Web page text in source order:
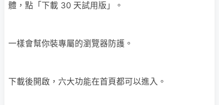
體，點「下載 30 天試用版」。
一樣會幫你裝專屬的瀏覽器防護。
下載後開啟，六大功能在首頁都可以進入。